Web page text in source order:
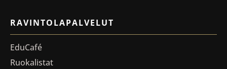
RAVINTOLAPALVELUT
EduCafé
Ruokalistat